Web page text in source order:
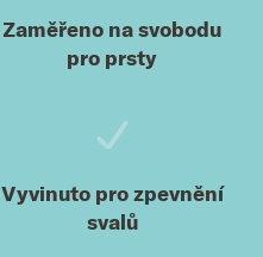
Zaměřeno na svobodu
pro prsty
Vyvinuto pro zpevnění
svalů